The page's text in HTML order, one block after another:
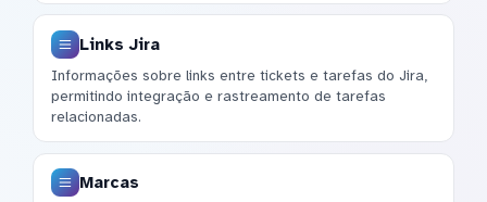
Links Jira
Informações sobre links entre tickets e tarefas do Jira,
permitindo integração e rastreamento de tarefas
relacionadas.
Marcas